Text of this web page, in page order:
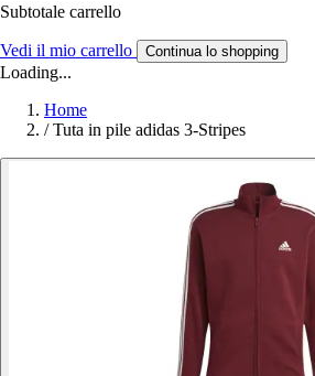
Subtotale carrello
Vedi il mio carrello Continua lo shopping
Loading...
Home
/ Tuta in pile adidas 3-Stripes